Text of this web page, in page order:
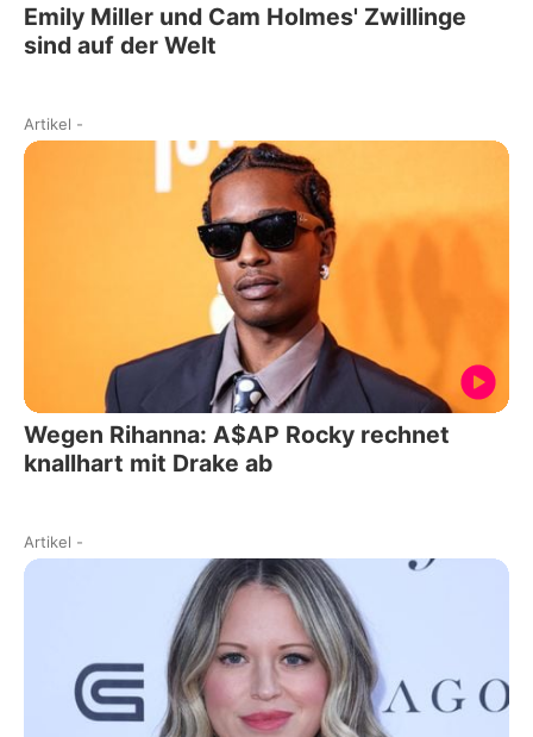
Emily Miller und Cam Holmes' Zwillinge
sind auf der Welt
Artikel -
Wegen Rihanna: A$AP Rocky rechnet
knallhart mit Drake ab
Artikel -